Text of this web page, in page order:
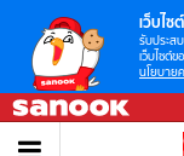
เว็บไซ
รับประส
เว็บไซต์ข
นโยบาย